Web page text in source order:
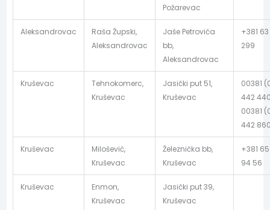
Požarevac
Aleksandrovac
Raša Župski,
Aleksandrovac
Jaše Petrovića
bb,
Aleksandrovac
+381
299
Kruševac
Tehnokomerc,
Kruševac
Jasički put 51,
Kruševac
00381
442
00381
442
Kruševac
Milošević,
Kruševac
Železnička bb,
Kruševac
+381
94 56
Kruševac
Enmon,
Kruševac
Jasički put 39,
Kruševac